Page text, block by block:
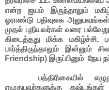
என்ற ஐயம் இருந்தாலும்
ஓராண்டு பதிவுலக
முதல் புதியவர்கள் வரை
கிடைத்தது மிக்க மகிழ்ச்சி.
பார்த்திருந்தாலும் இன்னும்
Friendship) இருப்பினும் நேய
பத்திரிகையில்
எழுதுபவர்களுக்கு